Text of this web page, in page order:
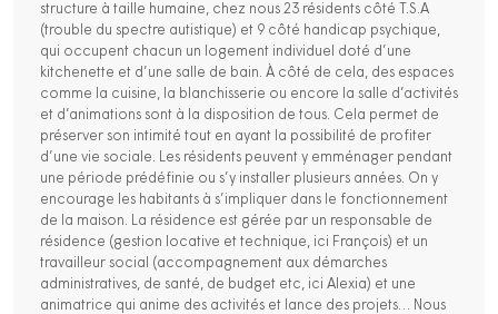
structure à taille humaine, chez nous 23 résidents côté T.S.A
(trouble du spectre autistique) et 9 côté handicap psychique,
qui occupent chacun un logement individuel doté d’une
kitchenette et d’une salle de bain. À côté de cela, des espaces
comme la cuisine, la blanchisserie ou encore la salle d’activités
et d’animations sont à la disposition de tous. Cela permet de
préserver son intimité tout en ayant la possibilité de profiter
d’une vie sociale. Les résidents peuvent y emménager pendant
une période prédéfinie ou s’y installer plusieurs années. On y
encourage les habitants à s’impliquer dans le fonctionnement
de la maison. La résidence est gérée par un responsable de
résidence (gestion locative et technique, ici François) et un
travailleur social (accompagnement aux démarches
administratives, de santé, de budget etc, ici Alexia) et une
animatrice qui anime des activités et lance des projets… Nous